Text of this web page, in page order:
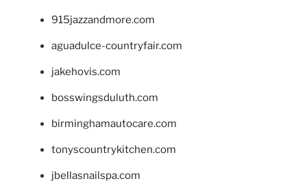
915jazzandmore.com
aguadulce-countryfair.com
jakehovis.com
bosswingsduluth.com
birminghamautocare.com
tonyscountrykitchen.com
jbellasnailspa.com